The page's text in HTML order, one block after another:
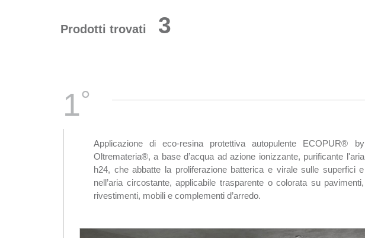
Prodotti trovati 3
1°
Applicazione di eco-resina protettiva autopulente ECOPUR® by
Oltremateria®, a base d’acqua ad azione ionizzante, purificante l'aria
h24, che abbatte la proliferazione batterica e virale sulle superfici e
nell’aria circostante, applicabile trasparente o colorata su pavimenti,
rivestimenti, mobili e complementi d’arredo.